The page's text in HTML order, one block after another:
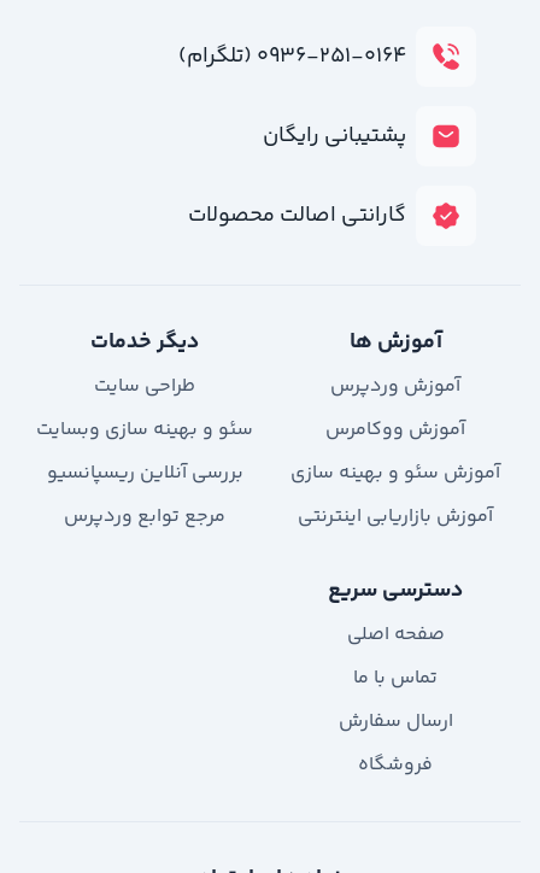
۰۹۳۶-۲۵۱-۰۱۶۴ (تلگرام)
پشتیبانی رایگان
گارانتی اصالت محصولات
آموزش ها
آموزش وردپرس
آموزش ووکامرس
آموزش سئو و بهینه سازی
آموزش بازاریابی اینترنتی
دیگر خدمات
طراحی سایت
سئو و بهینه سازی وبسایت
بررسی آنلاین ریسپانسیو
مرجع توابع وردپرس
دسترسی سریع
صفحه اصلی
تماس با ما
ارسال سفارش
فروشگاه